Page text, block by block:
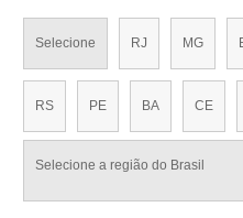
Selecione RJ MG
RS PE BA CE
Selecione a região do Brasil